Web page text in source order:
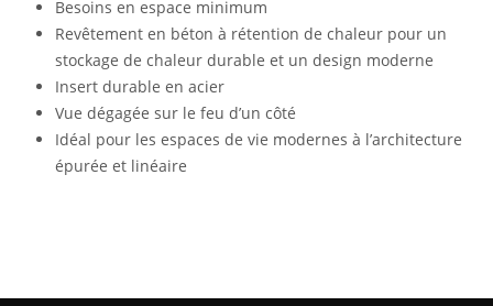
Besoins en espace minimum
Revêtement en béton à rétention de chaleur pour un
stockage de chaleur durable et un design moderne
Insert durable en acier
Vue dégagée sur le feu d’un côté
Idéal pour les espaces de vie modernes à l’architecture
épurée et linéaire